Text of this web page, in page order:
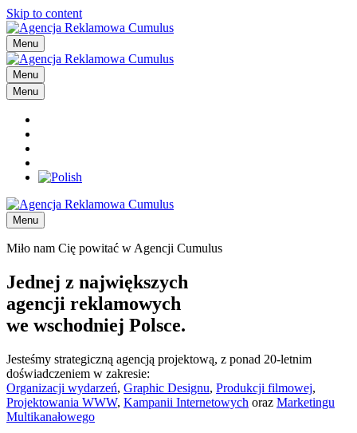
Skip to content
Menu
Menu
Menu
Menu
Miło nam Cię powitać w Agencji Cumulus
Jednej z największych
agencji reklamowych
we wschodniej Polsce.
Jesteśmy strategiczną agencją projektową, z ponad 20-letnim
doświadczeniem w zakresie:
Organizacji wydarzeń, Graphic Designu, Produkcji filmowej,
Projektowania WWW, Kampanii Internetowych oraz Marketingu
Multikanałowego